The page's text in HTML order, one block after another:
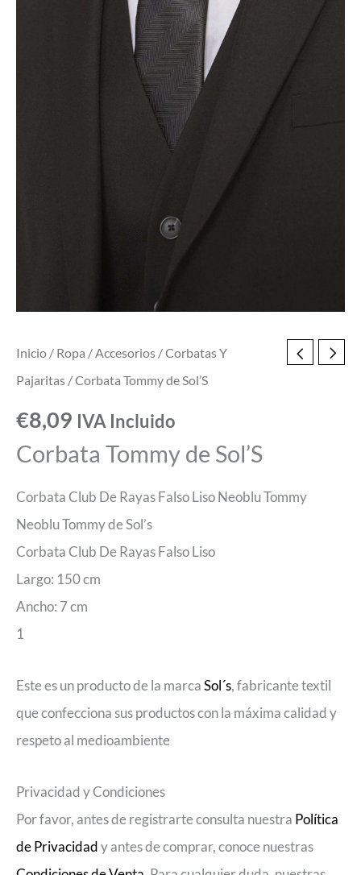
Inicio / Ropa /Accesorios /Corbatas Y
Pajaritas / Corbata Tommy de Sol’S
€8,09 IVA Incluido
Corbata Tommy de Sol’S
Corbata Club De Rayas Falso Liso Neoblu Tommy
Neoblu Tommy de Sol’s
Corbata Club De Rayas Falso Liso
Largo: 150 cm
Ancho: 7 cm
1
Este es un producto de la marcaSol´s, fabricante textil
que confecciona sus productos con la máxima calidad y
respeto al medioambiente
Privacidad y Condiciones
Por favor, antes de registrarte consulta nuestra Política
de Privacidady antes de comprar, conoce nuestras